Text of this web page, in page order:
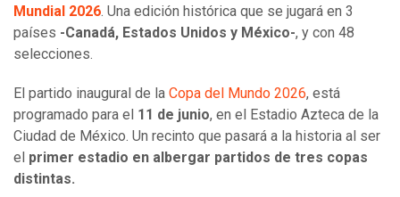
Mundial 2026. Una edición histórica que se jugará en 3
países -Canadá, Estados Unidos y México-, y con 48
selecciones.
El partido inaugural de la Copa del Mundo 2026, está
programado para el 11 de junio, en el Estadio Azteca de la
Ciudad de México. Un recinto que pasará a la historia al ser
el primer estadio en albergar partidos de tres copas
distintas.